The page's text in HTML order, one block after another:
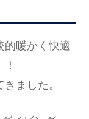
暖かく快適
ました。